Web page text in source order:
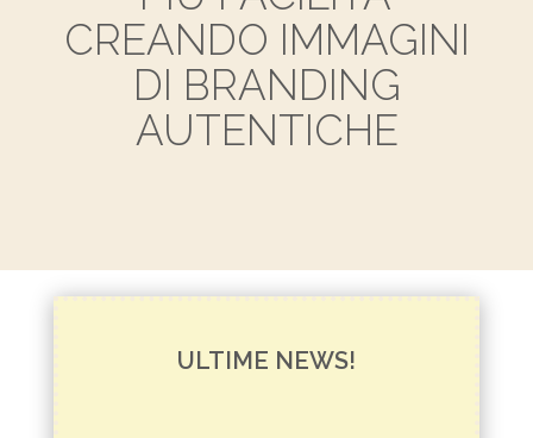
CREANDO IMMAGINI
DI BRANDING
AUTENTICHE
ULTIME NEWS!